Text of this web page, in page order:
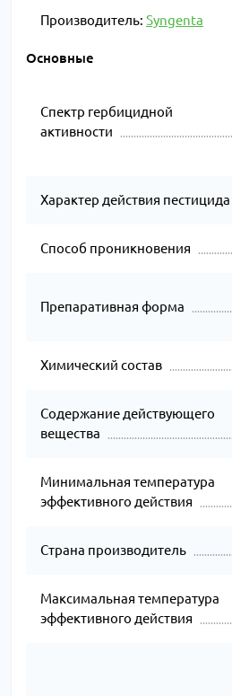
Производитель: Syngenta
Основные
Спектр гербицидной
активности
Характер действия пестицида
Способ проникновения
Препаративная форма
Химический состав
Содержание действующего
вещества
Минимальная температура
эффективного действия
Страна производитель
Максимальная температура
эффективного действия